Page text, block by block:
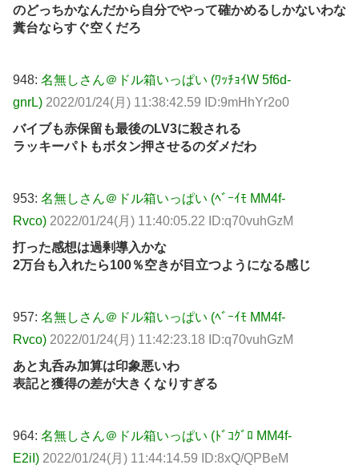
のどっちかなんだから自分でやって確かめるしかないわな
糞台ならすぐ空くだろ
948: 名無しさん＠ドル箱いっぱい (ﾜｯﾁｮｲW 5f6d-
gnrL) 2022/01/24(月) 11:38:42.59 ID:9mHhYr2o0
バイブも赤保留も最後のLV3に殺される
ラッキーパトもボタン押させるのダメだわ
953: 名無しさん＠ドル箱いっぱい (ﾍﾞｰｲﾓ MM4f-
Rvco) 2022/01/24(月) 11:40:05.22 ID:q70vuhGzM
打った感想は過剰導入かな
2万台も入れたら100％空きが目立つようになる感じ
957: 名無しさん＠ドル箱いっぱい (ﾍﾞｰｲﾓ MM4f-
Rvco) 2022/01/24(月) 11:42:23.18 ID:q70vuhGzM
あと丸呑み加算は印象悪いわ
表記と獲得の差が大きくなりすぎる
964: 名無しさん＠ドル箱いっぱい (ﾄﾞｺｸﾞﾛ MM4f-
E2iI) 2022/01/24(月) 11:44:14.59 ID:8xQ/QPBeM